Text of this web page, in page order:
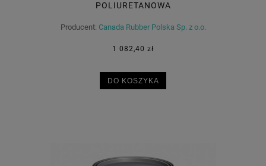
POLIURETANOWA
Producent: Canada Rubber Polska Sp. z o.o.
1 082,40 zł
DO KOSZYKA